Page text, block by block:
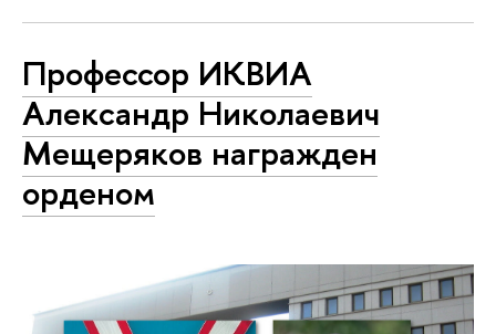
Профессор ИКВИА
Александр Николаевич
Мещеряков награжден
орденом